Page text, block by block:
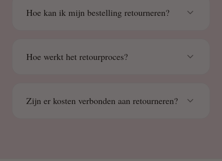
Hoe kan ik mijn bestelling retourneren?
Hoe werkt het retourproces?
Zijn er kosten verbonden aan retourneren?